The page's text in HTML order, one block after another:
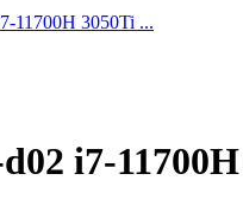
11700H 3050Ti ...
i7-